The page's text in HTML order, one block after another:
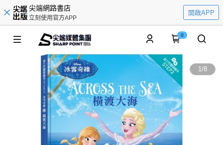
尖端網路書店
立刻使用官方APP
開啟APP
0
1/8